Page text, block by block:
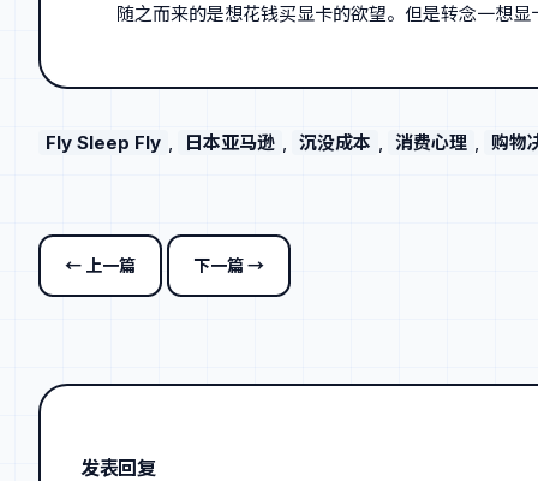
随之而来的是想花钱买显卡的欲望。但是转念一想
Fly Sleep Fly , 日本亚马逊 , 沉没成本 , 消费心理 , 购物
← 上一篇 下一篇 →
发表回复